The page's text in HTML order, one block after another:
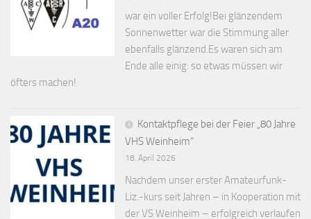
war ein voller Erfolg!Bei glänzendem
Sonnenwetter war die Stimmung aller
ebenfalls glänzend.Es waren sich am
Ende alle einig: so etwas müssen wir
öfters machen!
Kontaktpflege bei der Feier „80 Jahre
VHS Weinheim“
18. April 2026
Nachdem unser erster Amateurfunk-
Liz.-kurs seit Jahren – in Kooperation mit
der VS Weinheim – erfolgreich verlaufen